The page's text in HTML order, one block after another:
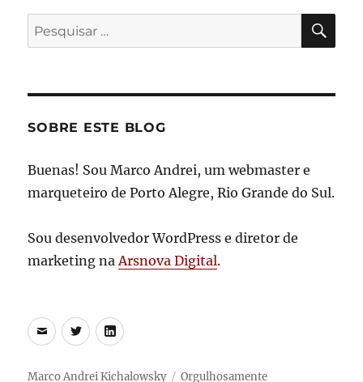
Pesquisar
por:
SOBRE ESTE BLOG
Buenas! Sou Marco Andrei, um webmaster e
marqueteiro de Porto Alegre, Rio Grande do Sul.
Sou desenvolvedor WordPress e diretor de
marketing naArsnova Digital.
E-
TwitterLinkedIn
Marco Andrei Kichalowsky Orgulhosamente